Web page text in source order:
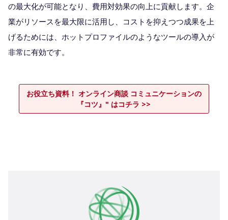
の最大化が可能となり、費用対効果の向上に貢献します。企
業がリソースを最大限に活用し、コストを抑えつつ成果を上
げるためには、ホットプロファイルのようなツールの導入が
非常に有効です。
お役立ち資料！ オンライン商談 コミュニケーションの
『コツ』" はコチラ >>